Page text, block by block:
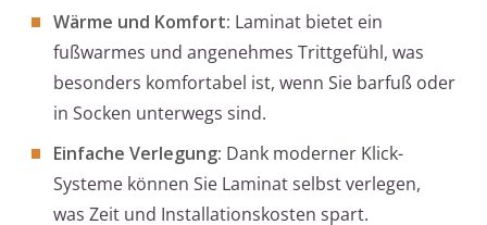
Wärme und Komfort: Laminat bietet ein
fußwarmes und angenehmes Trittgefühl, was
besonders komfortabel ist, wenn Sie barfuß oder
in Socken unterwegs sind.
Einfache Verlegung: Dank moderner Klick-
Systeme können Sie Laminat selbst verlegen,
was Zeit und Installationskosten spart.